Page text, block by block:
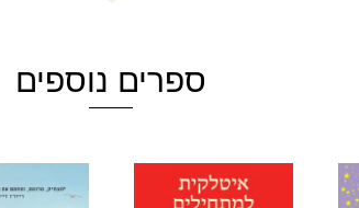
ספרים נוספים